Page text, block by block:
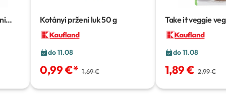
Kotányi prženi luk50 g
do 11.08
0,99 €* 1,69 €
Take it veggie
pljeskavica
do 11.08
1,89 € 2,99 €